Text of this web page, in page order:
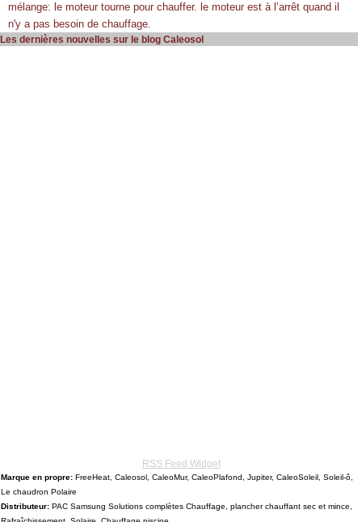
mélange: le moteur tourne pour chauffer. le moteur est à l’arrêt quand il
n'y a pas besoin de chauffage.
Les dernières nouvelles sur le blog Caleosol
RSS Feed Widget
Marque en propre: FreeHeat, Caleosol, CaleoMur, CaleoPlafond, Jupiter, CaleoSoleil, Soleil-ô,
Le chaudron Polaire
Distributeur: PAC Samsung Solutions complètes Chauffage, plancher chauffant sec et mince,